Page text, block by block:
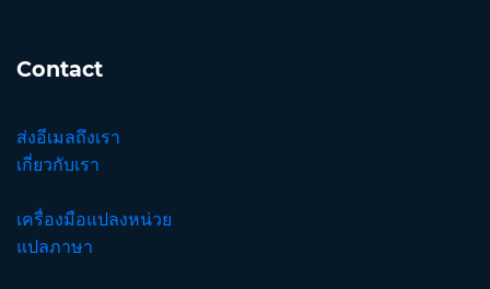
Contact
ส่งอีเมลถึงเรา
เกี่ยวกับเรา
เครื่องมือแปลงหน่วย
แปลภาษา